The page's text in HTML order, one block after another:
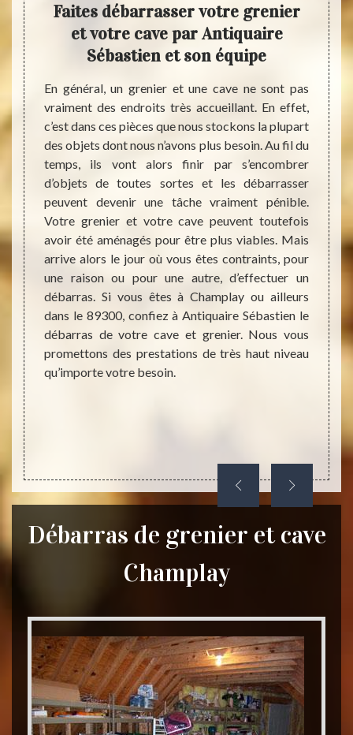
très
un
de
pour
le
à
de
d’en
Faites débarrasser votre grenier
et votre cave par Antiquaire
Sébastien et son équipe
En général, un grenier et une cave ne sont pas
vraiment des endroits très accueillant. En effet,
c’est dans ces pièces que nous stockons la plupart
des objets dont nous n’avons plus besoin. Au fil du
temps, ils vont alors finir par s’encombrer
d’objets de toutes sortes et les débarrasser
peuvent devenir une tâche vraiment pénible.
Votre grenier et votre cave peuvent toutefois
avoir été aménagés pour être plus viables. Mais
arrive alors le jour où vous êtes contraints, pour
une raison ou pour une autre, d’effectuer un
débarras. Si vous êtes à Champlay ou ailleurs
dans le 89300, confiez à Antiquaire Sébastien le
débarras de votre cave et grenier. Nous vous
promettons des prestations de très haut niveau
qu’importe votre besoin.
Pour
des
se
que
vos
Débarras de grenier et cave
Champlay